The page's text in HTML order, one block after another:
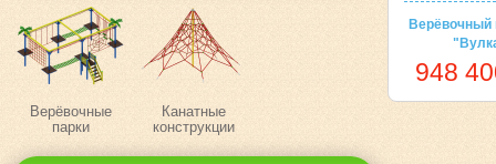
Верёвочные
парки
Канатные
конструкции
Верёвочный
948